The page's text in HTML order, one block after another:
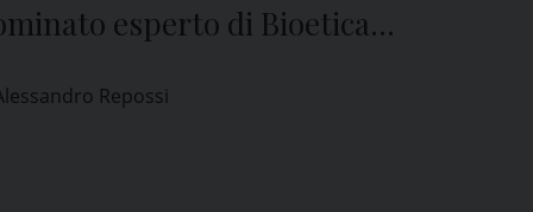
esperto di Bioetica
Repossi